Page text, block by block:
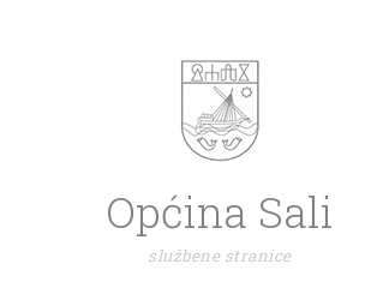
Općina Sali
službene stranice